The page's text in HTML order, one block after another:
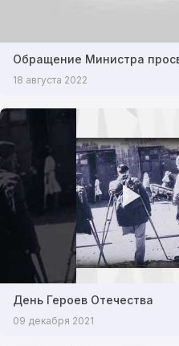
Обращение Министра
18 августа 2022
День Героев Отечества
09 декабря 2021